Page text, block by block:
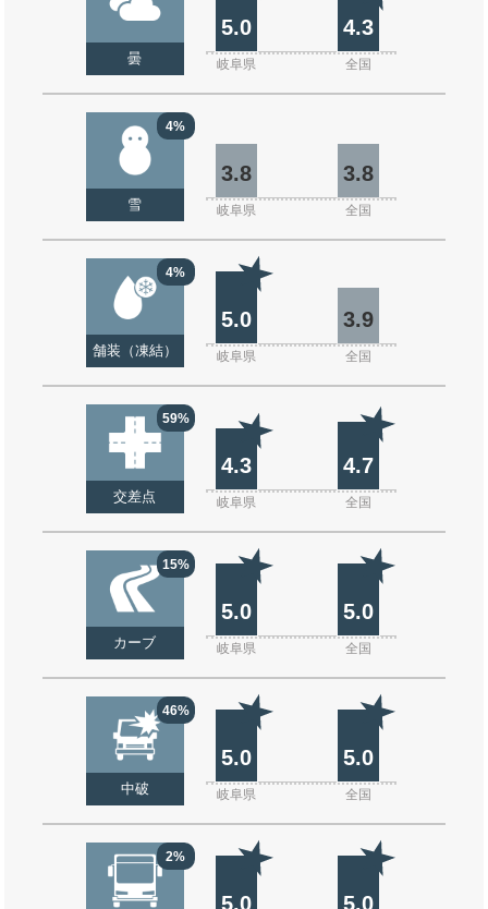
曇
5.0 4.3
岐阜県 全国
4%
雪
3.8 3.8
岐阜県 全国
4%
舗装（凍結）
5.0 3.9
岐阜県 全国
59%
交差点
4.3 4.7
岐阜県 全国
15%
カーブ
5.0 5.0
岐阜県 全国
46%
中破
5.0 5.0
岐阜県 全国
2%
5.0 5.0